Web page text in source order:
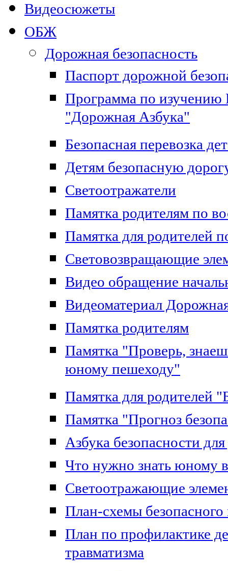
Видеосюжеты
ОБЖ
Дорожная безопасность
Паспорт дорожной
Программа по изучению
"Дорожная Азбука"
Безопасная перевозка
Детям безопасную
Светоотражатели
Памятка родителям по
Памятка для родителей
Световозвращающие
Видео обращение
Видеоматериал
Памятка родителям
Памятка "Проверь,
юному пешеходу"
Памятка для родителей
Памятка "Прогноз
Азбука безопасности
Что нужно знать юному
Светоотражающие
План-схемы безопасного
План по профилактике
травматизма